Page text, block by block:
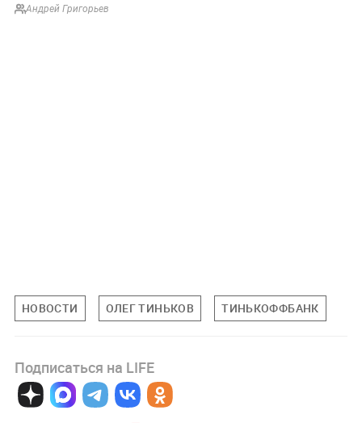
Андрей Григорьев
НОВОСТИ ОЛЕГ ТИНЬКОВ ТИНЬКОФФБАНК
Подписаться на LIFE